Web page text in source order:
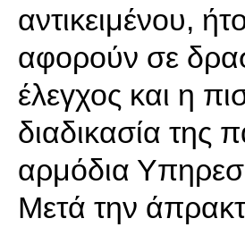
αντικειμένου,
αφορούν σε
έλεγχος και η
διαδικασία της
αρμόδια
Μετά την